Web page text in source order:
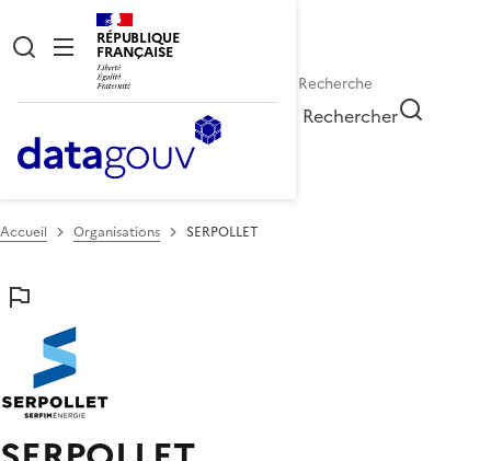
RÉPUBLIQUE
FRANÇAISE
Rechercher
Accueil Organisations SERPOLLET